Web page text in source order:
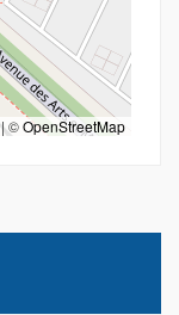
|©OpenStreetMap